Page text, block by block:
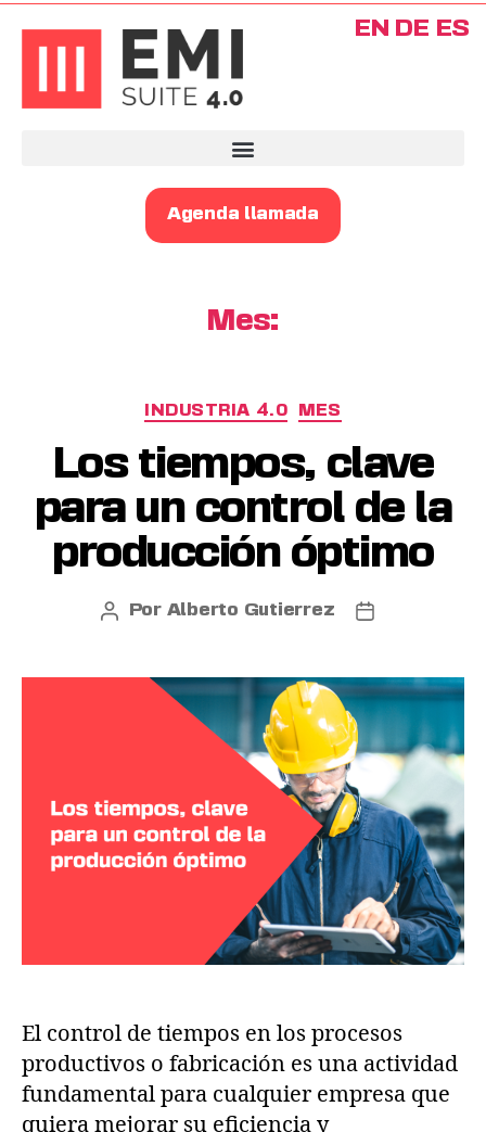
Agenda llamada
Mes:
INDUSTRIA 4.0 MES
Los tiempos, clave
para un control de la
producción óptimo
Por Alberto Gutierrez
El control de tiempos en los procesos
productivos o fabricación es una actividad
fundamental para cualquier empresa que
quiera mejorar su eficiencia y
EN DE ES